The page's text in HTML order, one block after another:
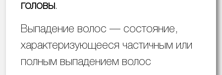
головы.
Выпадение волос — состояние,
характеризующееся частичным или
полным выпадением волос